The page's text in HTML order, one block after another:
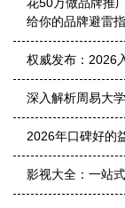
给你的品牌避雷
权威发布：2026
深入解析周易大
2026年口碑好的
影视大全：一站